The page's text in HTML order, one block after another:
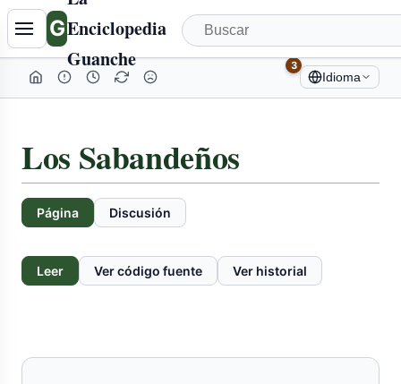
GEnciclopedia
Guanche
3
Idioma
Los Sabandeños
Página Discusión
Leer Ver código fuente Ver historial
Tabla
de
contenidos
colapsada